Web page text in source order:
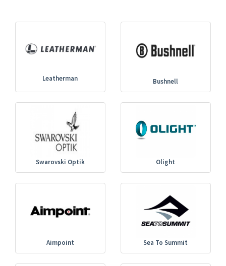
Leatherman Bushnell
Swarovski Optik Olight
Aimpoint Sea To Summit